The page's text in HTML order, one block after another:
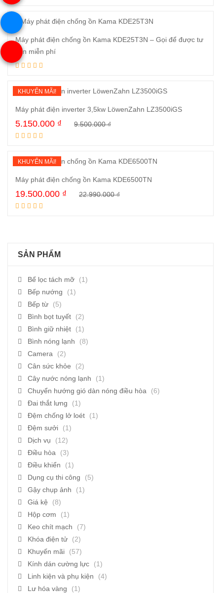
Máy phát điện chống ồn Kama KDE25T3N – Gọi để được tư
vấn miễn phí
KHUYẾN MÃI!
Máy phát điện inverter 3,5kw LöwenZahn LZ3500iGS
9.500.000₫
5.150.000 ₫
KHUYẾN MÃI!
Máy phát điện chống ồn Kama KDE6500TN
22.990.000₫
19.500.000 ₫
SẢN PHẨM
Bể lọc tách mỡ
(1)
Bếp nướng
(1)
Bếp từ
(5)
Bình bọt tuyết
(2)
Bình giữ nhiệt
(1)
Bình nóng lạnh
(8)
Camera
(2)
Cân sức khỏe
(2)
Cây nước nóng lạnh
(1)
Chuyển hướng gió dàn nóng điều hòa
(6)
Đai thắt lưng
(1)
Đệm chống lở loét
(1)
Đệm sưởi
(1)
Dịch vụ
(12)
Điều hòa
(3)
Điều khiển
(1)
Dụng cụ thi công
(5)
Gậy chụp ảnh
(1)
Giá kệ
(8)
Hộp cơm
(1)
Keo chít mạch
(7)
Khóa điện tử
(2)
Khuyến mãi
(57)
Kính dán cường lực
(1)
Linh kiện và phụ kiện
(4)
Lư hóa vàng
(1)